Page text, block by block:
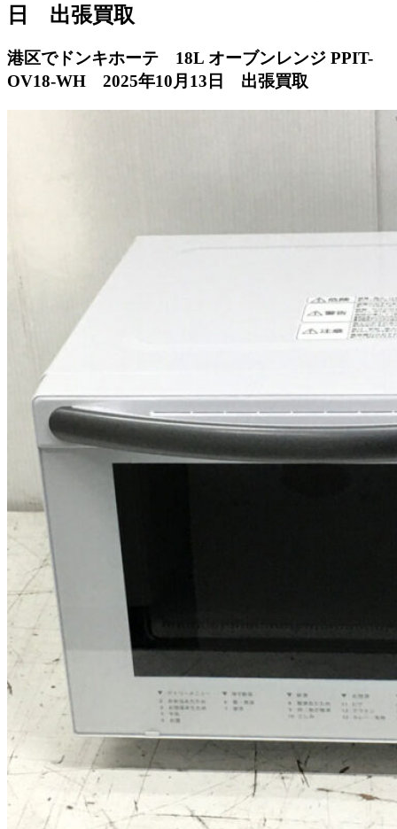
日 出張買取
港区でドンキホーテ 18L オーブンレンジ PPIT-
OV18-WH 2025年10月13日 出張買取